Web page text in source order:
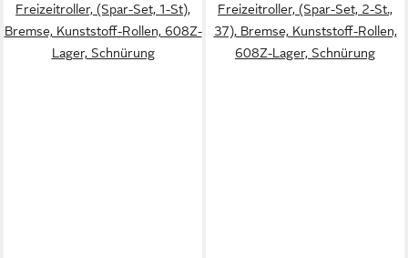
Freizeitroller, (Spar-Set, 1-St),
Bremse, Kunststoff-Rollen, 608Z-
Lager, Schnürung
Freizeitroller, (Spar-Set, 2-St.,
37), Bremse, Kunststoff-Rollen,
608Z-Lager, Schnürung